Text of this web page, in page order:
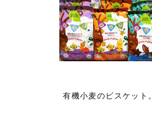
有機小麦のビスケット。